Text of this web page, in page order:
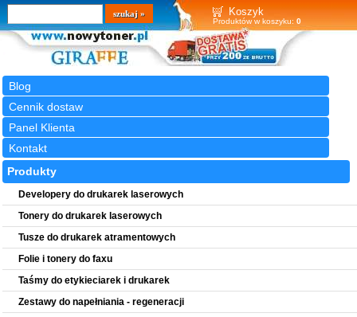
Koszyk
Produktów w koszyku: 0
Blog
Cennik dostaw
Panel Klienta
Kontakt
Wyszukiwarka
szukaj
Produkty
Developery do drukarek laserowych
Tonery do drukarek laserowych
Tusze do drukarek atramentowych
Folie i tonery do faxu
Taśmy do etykieciarek i drukarek
Zestawy do napełniania - regeneracji